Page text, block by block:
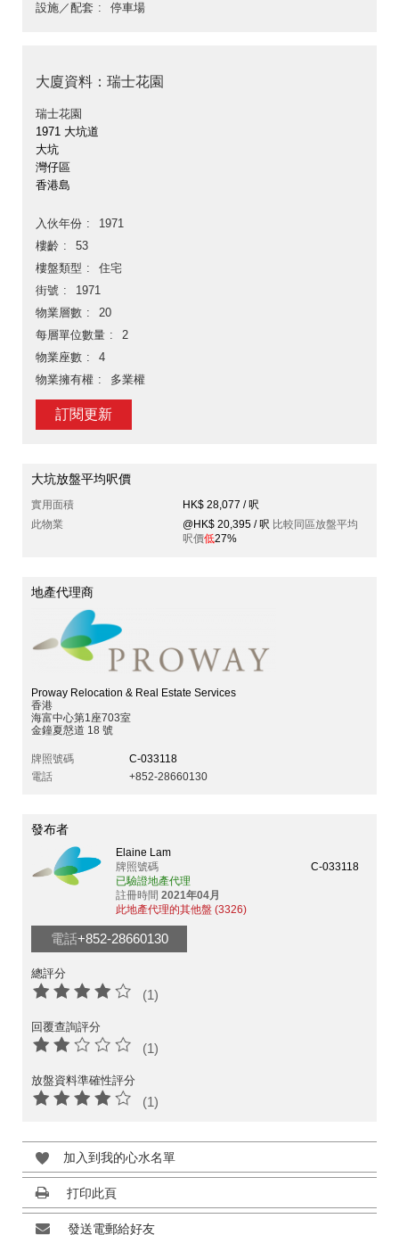
設施／配套
停車場
大廈資料：瑞士花園
瑞士花園
1971 大坑道
大坑
灣仔區
香港島
入伙年份
1971
樓齡
53
樓盤類型
住宅
街號
1971
物業層數
20
每層單位數量
2
物業座數
4
物業擁有權
多業權
訂閱更新
大坑放盤平均呎價
實用面積
HK$ 28,077 / 呎
此物業
@HK$ 20,395 / 呎 比較同區放盤平均
呎價低27%
地產代理商
Proway Relocation & Real Estate Services
香港
海富中心第1座703室
金鐘夏慤道 18 號
牌照號碼
C-033118
電話
+852-28660130
發布者
Elaine Lam
牌照號碼
C-033118
已驗證地產代理
註冊時間 2021年04月
此地產代理的其他盤 (3326)
電話+852-28660130
總評分
(1)
回覆查詢評分
(1)
放盤資料準確性評分
(1)
加入到我的心水名單
打印此頁
發送電郵給好友